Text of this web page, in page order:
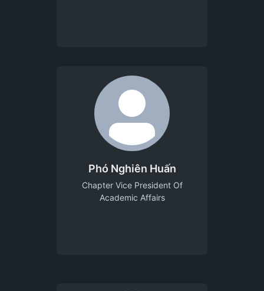
Phó Nghiên Huấn
Chapter Vice President Of
Academic Affairs